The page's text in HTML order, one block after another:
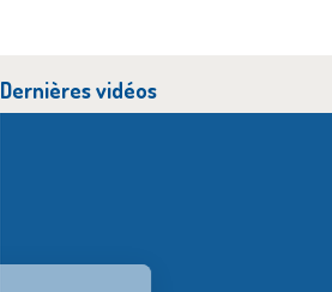
Dernières vidéos